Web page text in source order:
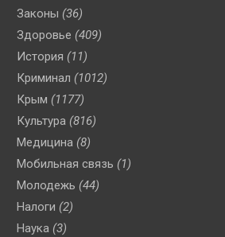
Законы (36)
Здоровье (409)
История (11)
Криминал (1012)
Крым (1177)
Культура (816)
Медицина (8)
Мобильная связь (1)
Молодежь (44)
Налоги (2)
Наука (3)